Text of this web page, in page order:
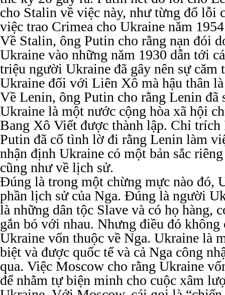
cho Stalin về việc này, như từng đổ lỗi
việc trao Crimea cho Ukraine năm
Về Stalin, ông Putin cho rằng nạn đói
Ukraine vào những năm 1930 dẫn tới
triệu người Ukraine đã gây nên sự căm
Ukraine đối với Liên Xô mà hậu thân
Về Lenin, ông Putin cho rằng Lenin đã
Ukraine là một nước cộng hòa xã hội
Bang Xô Viết được thành lập. Chỉ trích
Putin đã cố tình lờ đi rằng Lenin làm
nhận định Ukraine có một bản sắc
cũng như về lịch sử.
Đúng là trong một chừng mực nào đó,
phần lịch sử của Nga. Đúng là người
là những dân tộc Slave và có họ hàng,
gắn bó với nhau. Nhưng điều đó không
Ukraine vốn thuộc về Nga. Ukraine là
biệt và được quốc tế và cả Nga công
qua. Việc Moscow cho rằng Ukraine
để nhằm tự biện minh cho cuộc xâm